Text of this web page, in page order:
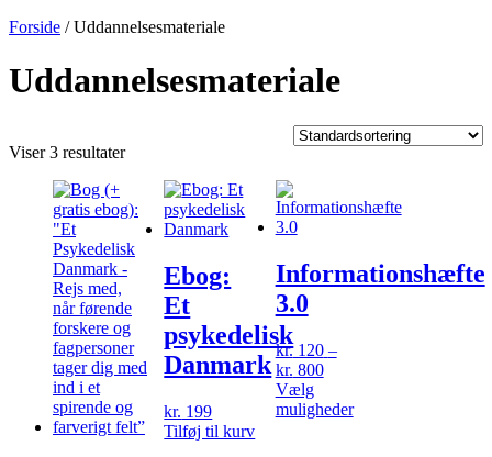
Forside / Uddannelsesmateriale
Uddannelsesmateriale
Viser 3 resultater
Ebog:
Et
psykedelisk
Danmark
kr. 199
Tilføj til kurv
Informationshæfte
3.0
kr.120 –
kr. 800Prisinterval:
til
Vælg
mulighederDette